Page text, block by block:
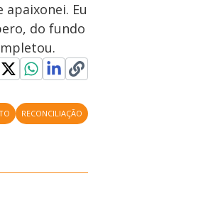
Eu
do fundo
RECONCILIAÇÃO